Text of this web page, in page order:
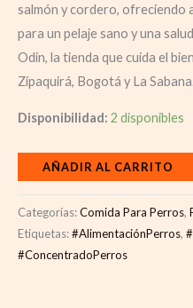
salmón y cordero, ofreciendo
para un pelaje sano y una
Odin, la tienda que cuida el
Zipaquirá, Bogotá y La
Disponibilidad: 2 disponibles
AÑADIR AL CARRITO
Categorías:Comida Para Perros,
Etiquetas:#AlimentaciónPerros,
#ConcentradoPerros